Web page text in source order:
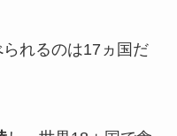
れるのは17ヵ国だ